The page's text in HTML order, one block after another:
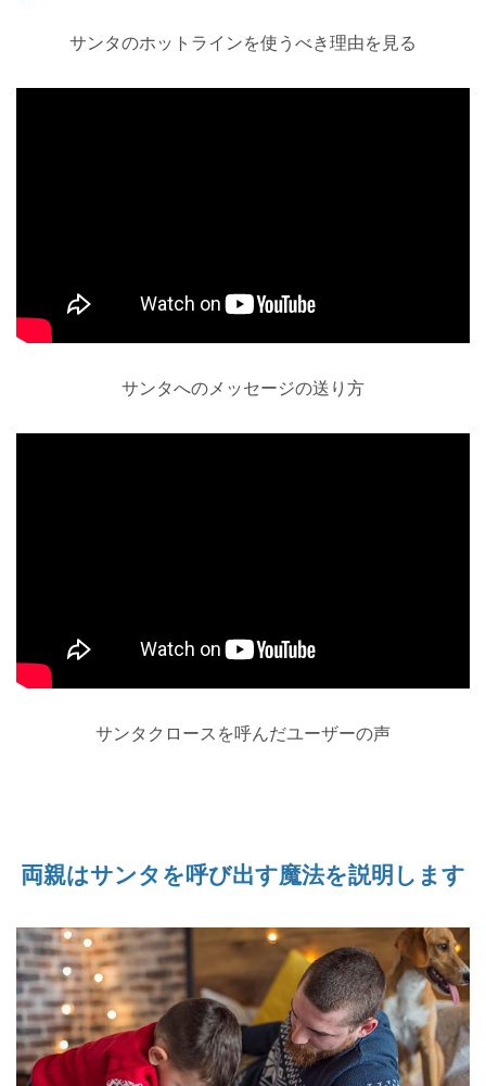
サンタのホットラインを使うべき理由を見る
サンタへのメッセージの送り方
サンタクロースを呼んだユーザーの声
両親はサンタを呼び出す魔法を説明します